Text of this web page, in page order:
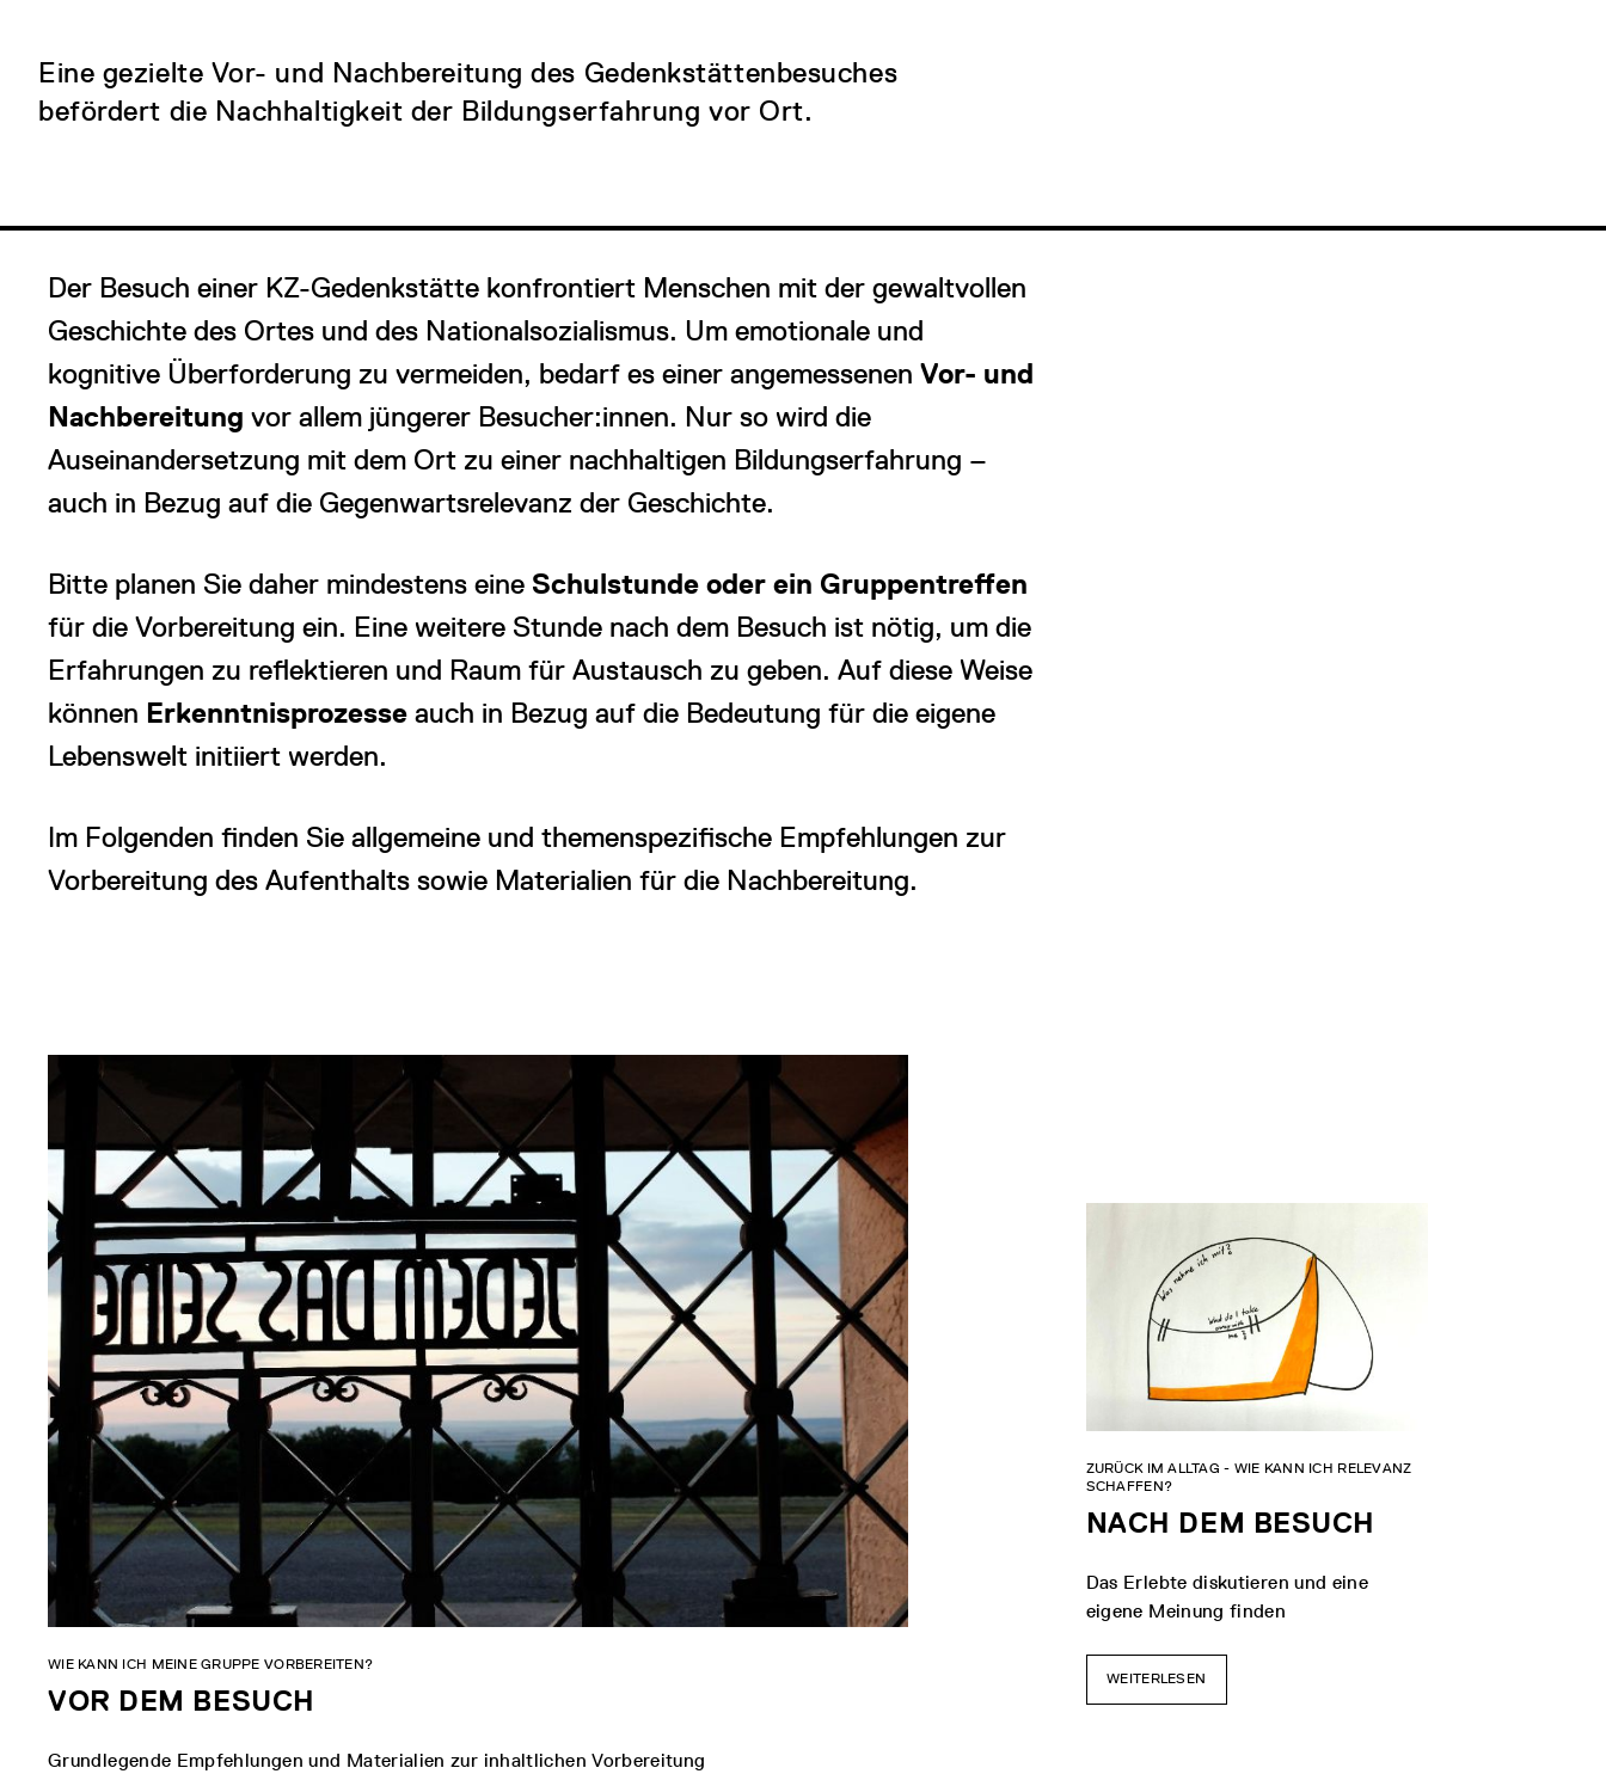
Eine gezielte Vor- und Nachbereitung des Gedenkstättenbesuches
befördert die Nachhaltigkeit der Bildungserfahrung vor Ort.
Der Besuch einer KZ-Gedenkstätte konfrontiert Menschen mit der gewaltvollen
Geschichte des Ortes und des Nationalsozialismus. Um emotionale und
kognitive Überforderung zu vermeiden, bedarf es einer angemessenen Vor- und
Nachbereitung vor allem jüngerer Besucher:innen. Nur so wird die
Auseinandersetzung mit dem Ort zu einer nachhaltigen Bildungserfahrung –
auch in Bezug auf die Gegenwartsrelevanz der Geschichte.
Bitte planen Sie daher mindestens eine Schulstunde oder ein Gruppentreffen
für die Vorbereitung ein. Eine weitere Stunde nach dem Besuch ist nötig, um die
Erfahrungen zu reflektieren und Raum für Austausch zu geben. Auf diese Weise
können Erkenntnisprozesse auch in Bezug auf die Bedeutung für die eigene
Lebenswelt initiiert werden.
Im Folgenden finden Sie allgemeine und themenspezifische Empfehlungen zur
Vorbereitung des Aufenthalts sowie Materialien für die Nachbereitung.
VOR DEM BESUCH
WIE KANN ICH MEINE GRUPPE VORBEREITEN?
Grundlegende Empfehlungen und Materialien zur inhaltlichen Vorbereitung
NACH DEM BESUCH
ZURÜCK IM ALLTAG - WIE KANN ICH RELEVANZ
SCHAFFEN?
Das Erlebte diskutieren und eine
eigene Meinung finden
WEITERLESEN